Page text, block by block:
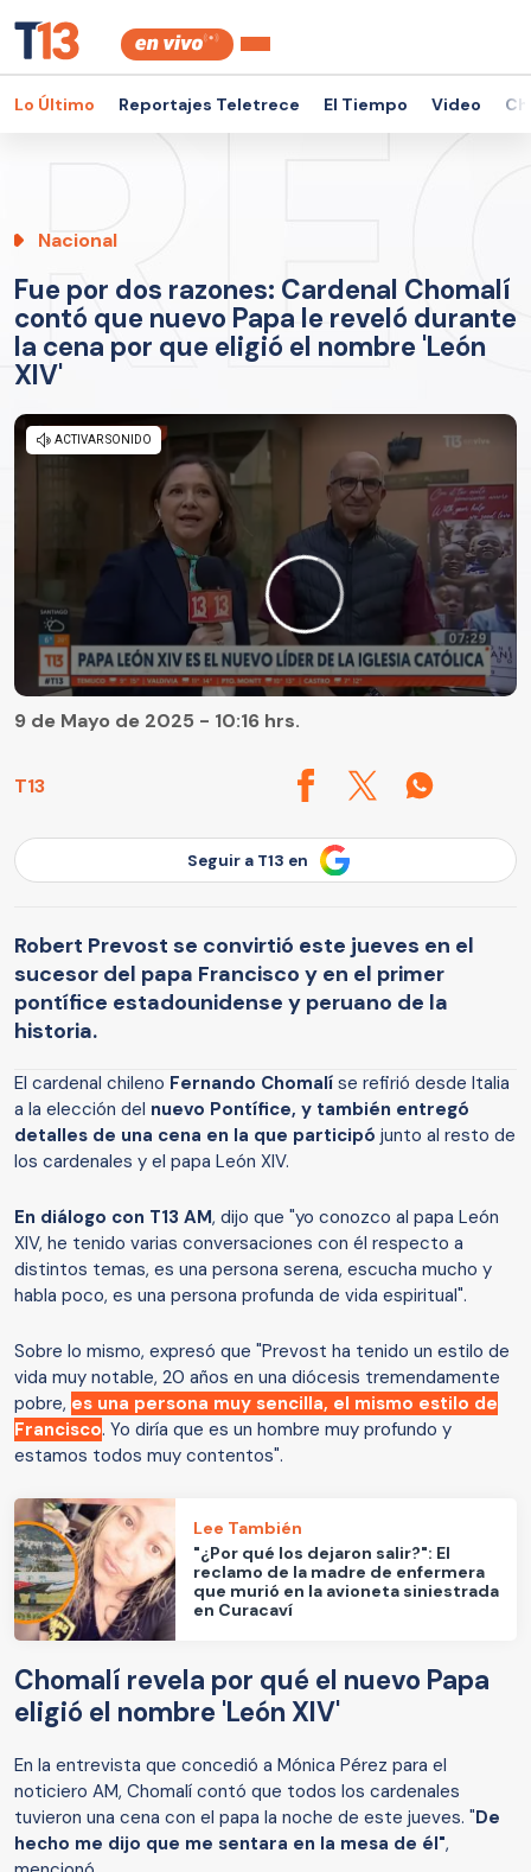
Lo Último Reportajes Teletrece El Tiempo Video
Nacional
Fue por dos razones: Cardenal Chomalí
contó que nuevo Papa le reveló durante
la cena por que eligió el nombre 'León
XIV'
T13
9 de Mayo de 2025 - 10:16 hrs.
Seguir a T13 en
Robert Prevost se convirtió este jueves en el
sucesor del papa Francisco y en el primer
pontífice estadounidense y peruano de la
historia.
El cardenal chileno Fernando Chomalí se refirió desde Italia
a la elección del nuevo Pontífice, y también entregó
detalles de una cena en la que participó junto al resto de
los cardenales y el papa León XIV.
En diálogo con T13 AM, dijo que "yo conozco al papa León
XIV, he tenido varias conversaciones con él respecto a
distintos temas, es una persona serena, escucha mucho y
habla poco, es una persona profunda de vida espiritual".
Sobre lo mismo, expresó que "Prevost ha tenido un estilo de
vida muy notable, 20 años en una diócesis tremendamente
pobre, es una persona muy sencilla, el mismo estilo de
Francisco. Yo diría que es un hombre muy profundo y
estamos todos muy contentos".
Lee También
"¿Por qué los dejaron salir?": El
reclamo de la madre de enfermera
que murió en la avioneta siniestrada
en Curacaví
Chomalí revela por qué el nuevo Papa
eligió el nombre 'León XIV'
En la entrevista que concedió a Mónica Pérez para el
noticiero AM, Chomalí contó que todos los cardenales
tuvieron una cena con el papa la noche de este jueves. "De
hecho me dijo que me sentara en la mesa de él",